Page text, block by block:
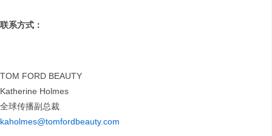
联系方式：
TOM FORD BEAUTY
Katherine Holmes
全球传播副总裁
kaholmes@tomfordbeauty.com